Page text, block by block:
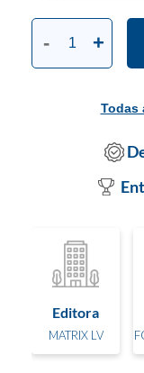
Todas
- +
Editora
MATRIX LV